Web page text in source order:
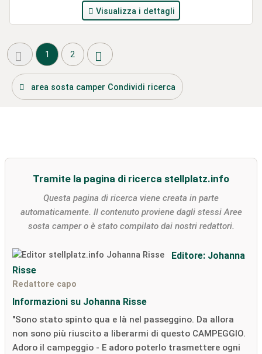
Visualizza i dettagli
1 2
area sosta camper Condividi ricerca
Tramite la pagina di ricerca stellplatz.info
Questa pagina di ricerca viene creata in parte
automaticamente. Il contenuto proviene dagli stessi Aree
sosta camper o è stato compilato dai nostri redattori.
Editore: Johanna
Risse
Redattore capo
Informazioni su Johanna Risse
"Sono stato spinto qua e là nel passeggino. Da allora
non sono più riuscito a liberarmi di questo CAMPEGGIO.
Adoro il campeggio - E adoro poterlo trasmettere ogni